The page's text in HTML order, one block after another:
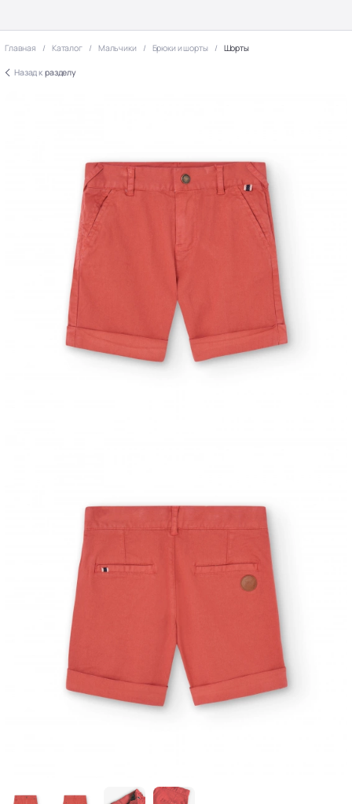
Главная Каталог Мальчики Брюки и шорты Шорты
Назад к разделу